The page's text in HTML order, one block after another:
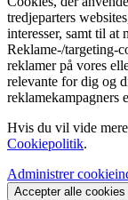
tredjeparters
interesser, samt til at
Reklame-/targeting-
reklamer på vores
relevante for dig og
reklamekampagners
Hvis du vil vide
Cookiepolitik.
Administrer
Accepter alle cookies